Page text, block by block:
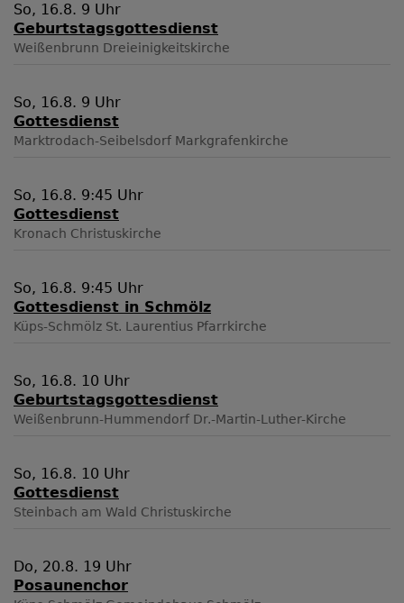
So, 16.8. 9 Uhr
Geburtstagsgottesdienst
Weißenbrunn Dreieinigkeitskirche
So, 16.8. 9 Uhr
Gottesdienst
Marktrodach-Seibelsdorf Markgrafenkirche
So, 16.8. 9:45 Uhr
Gottesdienst
Kronach Christuskirche
So, 16.8. 9:45 Uhr
Gottesdienst in Schmölz
Küps-Schmölz St. Laurentius Pfarrkirche
So, 16.8. 10 Uhr
Geburtstagsgottesdienst
Weißenbrunn-Hummendorf Dr.-Martin-Luther-Kirche
So, 16.8. 10 Uhr
Gottesdienst
Steinbach am Wald Christuskirche
Do, 20.8. 19 Uhr
Posaunenchor